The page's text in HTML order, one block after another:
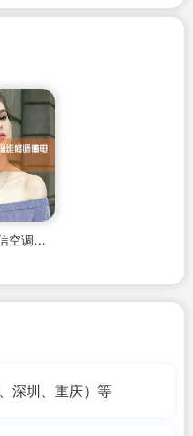
上海浦东海信空调维修电话号码
深圳、重庆）等